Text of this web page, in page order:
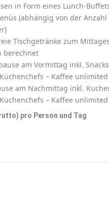
in Form eines Lunch-
(abhängig von der Anzahl
Tischgetränke zum
berechnet
am Vormittag inkl.
– Kaffee unlimited
am Nachmittag inkl.
– Kaffee unlimited
pro Person und Tag